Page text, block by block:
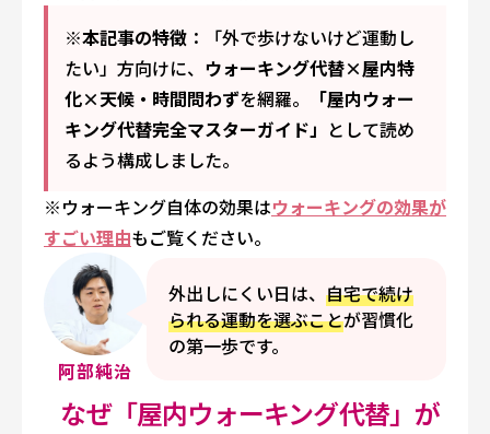
※本記事の特徴 ：「外で歩けないけど運動し
たい」方向けに、 ウォーキング代替×屋内特
化×天候・時間問わずを網羅。
「屋内ウォー
キング代替完全マスターガイド」 として読め
るよう構成しました。
※ウォーキング自体の効果はウォーキングの効果が
すごい理由もご覧ください。
阿部純治
外出しにくい日は、 自宅で続け
られる運動を選ぶことが習慣化
の第一歩です。
なぜ「屋内ウォーキング代替」が